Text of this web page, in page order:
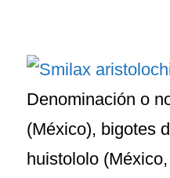
Denominación o
(México), bigotes
huistololo